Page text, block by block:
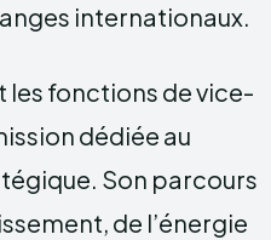
internationaux.
les fonctions de vice-
dédiée au
Son parcours
de l’énergie